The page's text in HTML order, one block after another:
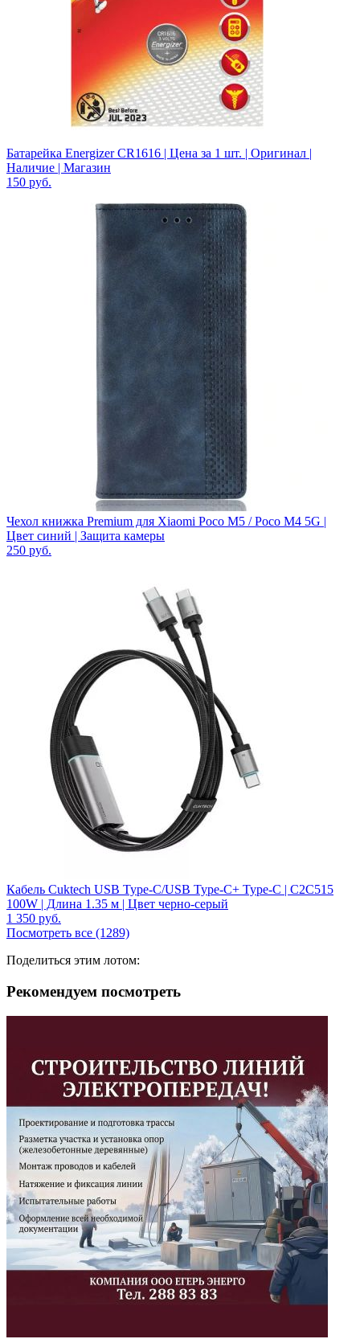
Батарейка Energizer CR1616 | Цена за 1 шт. | Оригинал |
Наличие | Магазин
150 руб.
Чехол книжка Premium для Xiaomi Poco M5 / Poco M4 5G |
Цвет синий | Защита камеры
250 руб.
Кабель Cuktech USB Type-C/USB Type-C+ Type-C | C2C515
100W | Длина 1.35 м | Цвет черно-серый
1 350 руб.
Посмотреть все (1289)
Поделиться этим лотом:
Рекомендуем посмотреть